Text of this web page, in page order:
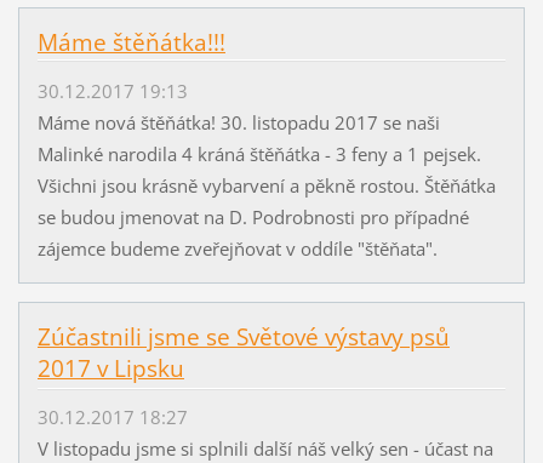
Máme štěňátka!!!
30.12.2017 19:13
Máme nová štěňátka! 30. listopadu 2017 se naši
Malinké narodila 4 kráná štěňátka - 3 feny a 1 pejsek.
Všichni jsou krásně vybarvení a pěkně rostou. Štěňátka
se budou jmenovat na D. Podrobnosti pro případné
zájemce budeme zveřejňovat v oddíle "štěňata".
Zúčastnili jsme se Světové výstavy psů
2017 v Lipsku
30.12.2017 18:27
V listopadu jsme si splnili další náš velký sen - účast na